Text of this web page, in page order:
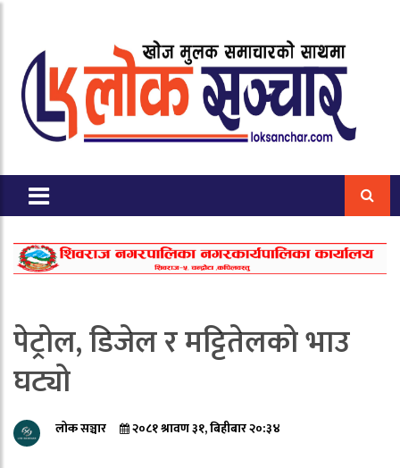
पेट्रोल, डिजेल र मट्टितेलको भाउ
घट्यो
लोक सञ्चार २०८१ श्रावण ३१, बिहीबार २०:३४